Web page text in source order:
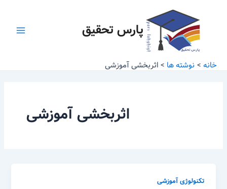
پارس تحقیق
خانه نوشته ها اثربخشی آموزشی
اثربخشی آموزشی
تکنولوژی آموزشی